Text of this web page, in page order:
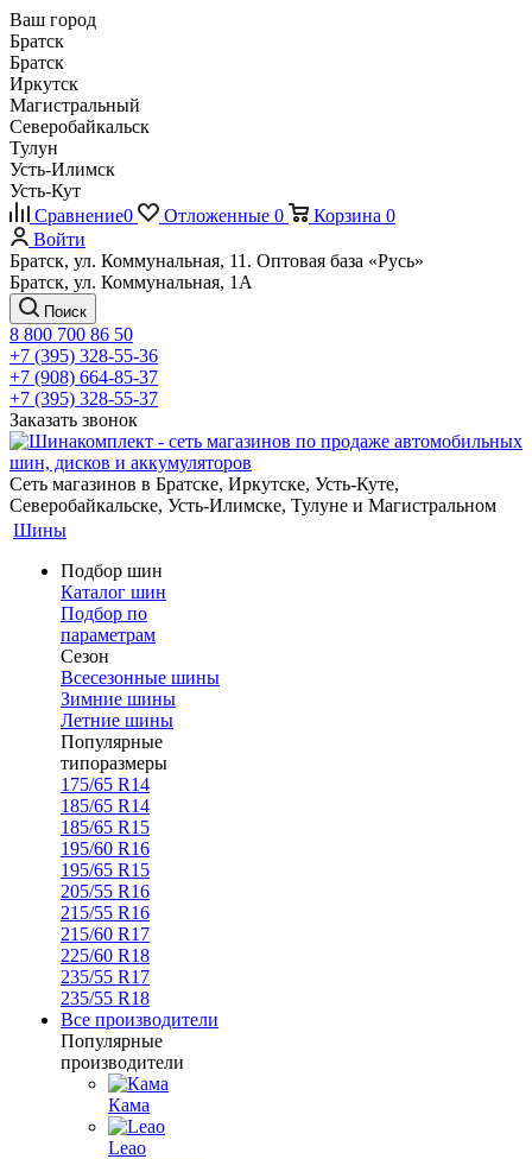
Ваш город
Братск
Братск
Иркутск
Магистральный
Северобайкальск
Тулун
Усть-Илимск
Усть-Кут
Сравнение0 Отложенные 0 Корзина 0
Войти
Братск, ул. Коммунальная, 11. Оптовая база «Русь»
Братск, ул. Коммунальная, 1А
Поиск
8 800 700 86 50
+7 (395) 328-55-36
+7 (908) 664-85-37
+7 (395) 328-55-37
Заказать звонок
Сеть магазинов в Братске, Иркутске, Усть-Куте,
Северобайкальске, Усть-Илимске, Тулуне и Магистральном
Шины
Подбор шин
Каталог шин
Подбор по
параметрам
Сезон
Всесезонные шины
Зимние шины
Летние шины
Популярные
типоразмеры
175/65 R14
185/65 R14
185/65 R15
195/60 R16
195/65 R15
205/55 R16
215/55 R16
215/60 R17
225/60 R18
235/55 R17
235/55 R18
Все производители
Популярные
производители
Кама
Leao